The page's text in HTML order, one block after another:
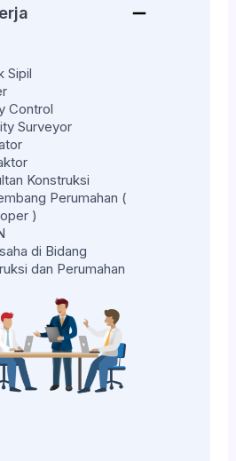
Sipil
Control
Surveyor
Konstruksi
Perumahan (
)
di Bidang
dan Perumahan